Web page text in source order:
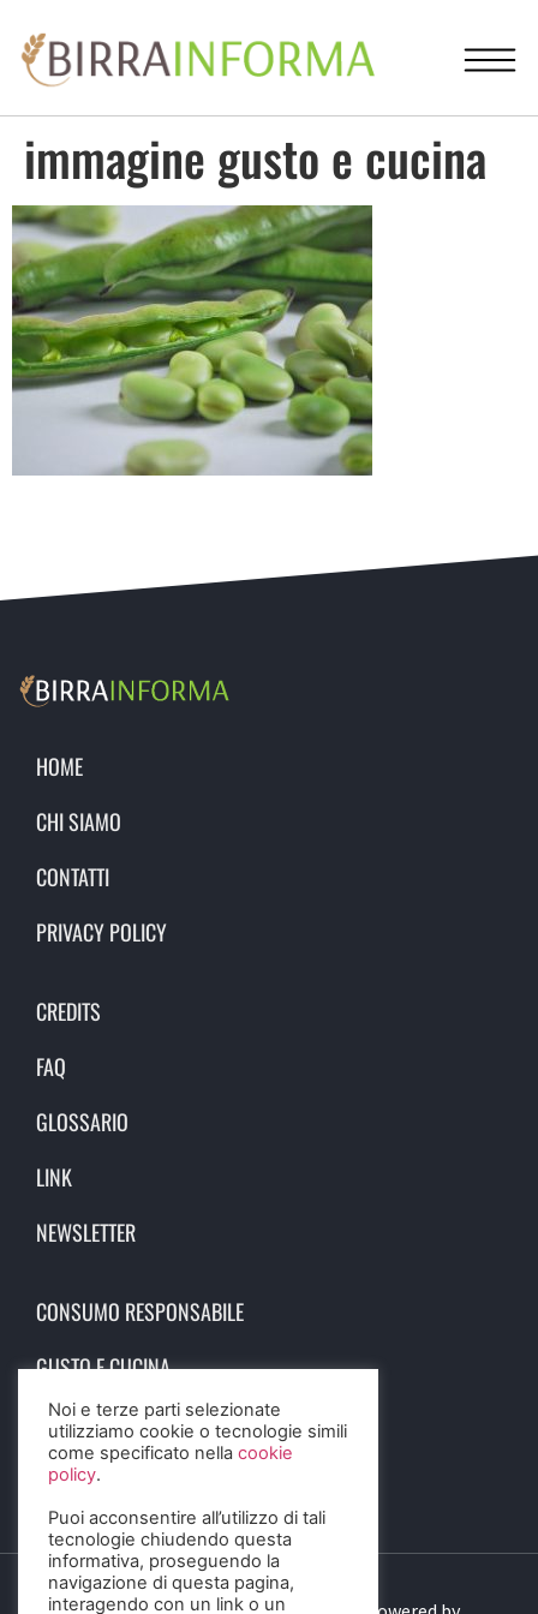
immagine gusto e cucina
HOME
CHI SIAMO
CONTATTI
PRIVACY POLICY
CREDITS
FAQ
GLOSSARIO
LINK
NEWSLETTER
CONSUMO RESPONSABILE
GUSTO E CUCINA
SCIENZA E SALUTE
STORIA E CULTURA
Noi e terze parti selezionate
utilizziamo cookie o tecnologie simili
come specificato nella cookie
policy.
Puoi acconsentire all’utilizzo di tali
tecnologie chiudendo questa
informativa, proseguendo la
navigazione di questa pagina,
interagendo con un link o un